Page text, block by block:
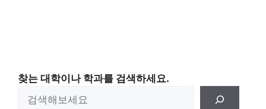
찾는 대학이나 학과를 검색하세요.